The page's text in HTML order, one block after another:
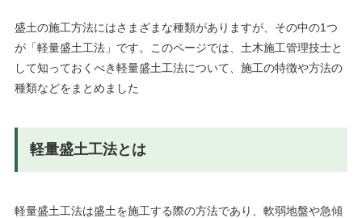
盛土の施工方法にはさまざまな種類がありますが、その中の1つ
が「軽量盛土工法」です。このページでは、土木施工管理技士と
して知っておくべき軽量盛土工法について、施工の特徴や方法の
種類などをまとめました
軽量盛土工法とは
軽量盛土工法は盛土を施工する際の方法であり、軟弱地盤や急傾